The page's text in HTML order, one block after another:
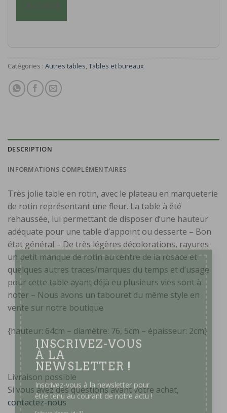
INSCRIVEZ-VOUS
À LA
NEWSLETTER !
Inscrivez-vous à la newsletter pour
être tenu au courant de notre actu !
×
Catégories : Autres tables, Tables et bureaux
DESCRIPTION
INFORMATIONS COMPLÉMENTAIRES
Très jolie table en rotin, avec le plateau en marqueterie
de rotin représentant une fleur. La table à été
rehaussée, lui permettant de disposer d’une hauteur
adéquate pour une table d’appoint ou desserte – Bon
état général – De très légères décolorations, rayures
un petit manque de rotin au centre de la rosace et
quelques autres traces/marques du temps et d’usage
pour cette table ayant déjà eu plusieurs vies sont à
noter – Nous avons un tabouret du même style en
vente sur notre boutique
{hauteur: 64cm – diamètre: 76, 5cm – épaisseur: 2cm}
Livraison possible
Si vous avez des questions avant votre achat,
contactez-nous